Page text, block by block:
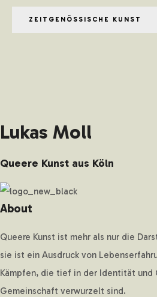
ZEITGENÖSSISCHE KUNST
Lukas Moll
Queere Kunst aus Köln
About
Queere Kunst ist mehr als nur die
sie ist ein Ausdruck von
Kämpfen, die tief in der Identität und
Gemeinschaft verwurzelt sind.